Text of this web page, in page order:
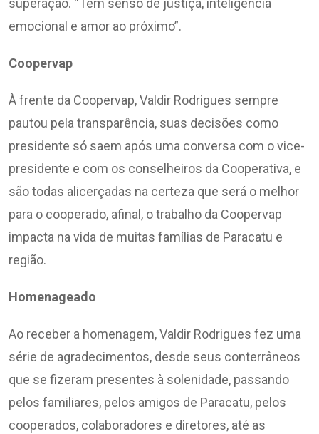
superação. “Tem senso de justiça, inteligência
emocional e amor ao próximo”.
Coopervap
À frente da Coopervap, Valdir Rodrigues sempre
pautou pela transparência, suas decisões como
presidente só saem após uma conversa com o vice-
presidente e com os conselheiros da Cooperativa, e
são todas alicerçadas na certeza que será o melhor
para o cooperado, afinal, o trabalho da Coopervap
impacta na vida de muitas famílias de Paracatu e
região.
Homenageado
Ao receber a homenagem, Valdir Rodrigues fez uma
série de agradecimentos, desde seus conterrâneos
que se fizeram presentes à solenidade, passando
pelos familiares, pelos amigos de Paracatu, pelos
cooperados, colaboradores e diretores, até as